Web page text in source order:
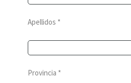
Apellidos *
Provincia *